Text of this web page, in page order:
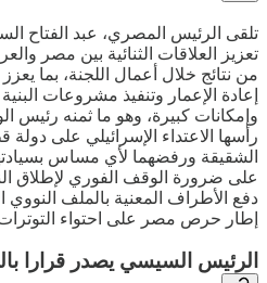
تلقى الرئيس المصري، عبد الفتاح
من نتائج خلال أعمال اللجنة، بما
إعادة الإعمار وتنفيذ مشروعات
وإمكانات كبيرة، وهو ما ثمنه رئيس
رأسها الاعتداء الإسرائيلي على دولة
الشقيقة ورفضهما لأي مساس
على ضرورة الوقف الفوري لإطلاق
دفع الأطراف المعنية بالملف
إطار حرص مصر على احتواء التوترات
الرئيس السيسي يصدر قرارا